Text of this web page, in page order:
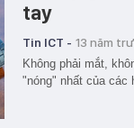
tay
Tin ICT - 13 năm
Không phải mắt,
"nóng" nhất của các